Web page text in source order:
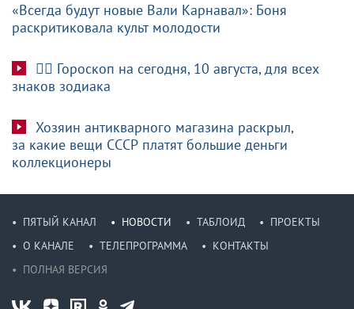
«Всегда будут новые Вали Карнавал»: Боня
раскритиковала культ молодости
🧙‍♀ Гороскоп на сегодня, 10 августа, для всех
знаков зодиака
Хозяин антикварного магазина раскрыл,
за какие вещи СССР платят большие деньги
коллекционеры
ПЯТЫЙ КАНАЛ НОВОСТИ ТАБЛОИД
ПРОЕКТЫ
О КАНАЛЕ
ТЕЛЕПРОГРАММА
КОНТАКТЫ
ПОЛНАЯ ВЕРСИЯ